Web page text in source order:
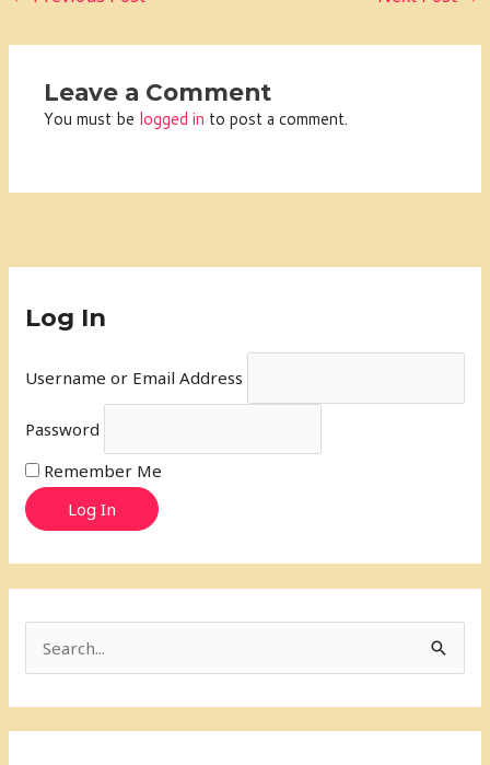
Leave a Comment
You must be logged in to post a comment.
Log In
Username or Email Address
Password
Remember Me
Log In